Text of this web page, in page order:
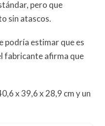
pero que
sin atascos.
podría estimar que es
fabricante afirma que
x 39,6 x 28,9 cm y un